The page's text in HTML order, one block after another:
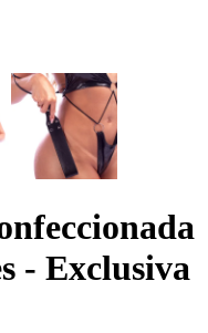
- Exclusiva